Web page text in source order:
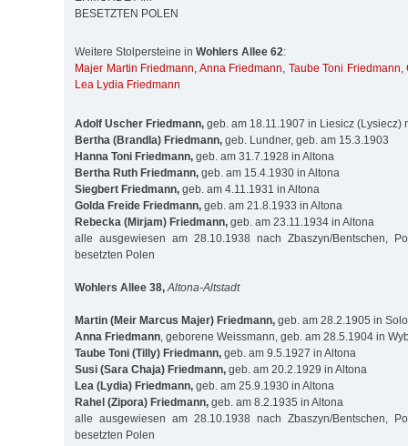
BESETZTEN POLEN
Weitere Stolpersteine in Wohlers Allee 62:
Majer Martin Friedmann, Anna Friedmann, Taube Toni Friedmann,
Lea Lydia Friedmann
Adolf Uscher Friedmann, geb. am 18.11.1907 in Liesicz (Lysiecz)
Bertha (Brandla) Friedmann, geb. Lundner, geb. am 15.3.1903
Hanna Toni Friedmann, geb. am 31.7.1928 in Altona
Bertha Ruth Friedmann, geb. am 15.4.1930 in Altona
Siegbert Friedmann, geb. am 4.11.1931 in Altona
Golda Freide Friedmann, geb. am 21.8.1933 in Altona
Rebecka (Mirjam) Friedmann, geb. am 23.11.1934 in Altona
alle ausgewiesen am 28.10.1938 nach Zbaszyn/Bentschen,
besetzten Polen
Wohlers Allee 38, Altona-Altstadt
Martin (Meir Marcus Majer) Friedmann, geb. am 28.2.1905 in
Anna Friedmann , geborene Weissmann, geb. am 28.5.1904 in
Taube Toni (Tilly) Friedmann, geb. am 9.5.1927 in Altona
Susi (Sara Chaja) Friedmann, geb. am 20.2.1929 in Altona
Lea (Lydia) Friedmann, geb. am 25.9.1930 in Altona
Rahel (Zipora) Friedmann, geb. am 8.2.1935 in Altona
alle ausgewiesen am 28.10.1938 nach Zbaszyn/Bentschen,
besetzten Polen